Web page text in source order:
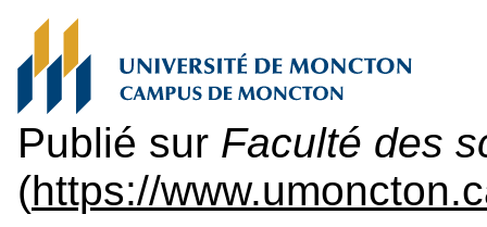
Publié sur Faculté des
(https://